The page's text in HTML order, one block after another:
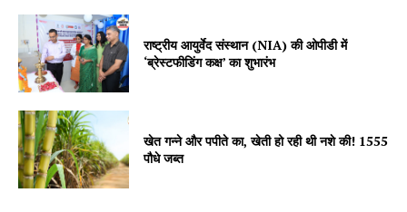
राष्ट्रीय आयुर्वेद संस्थान (NIA) की ओपीडी में
‘ब्रेस्टफीडिंग कक्ष’ का शुभारंभ
खेत गन्ने और पपीते का, खेती हो रही थी नशे की! 1555
पौधे जब्त